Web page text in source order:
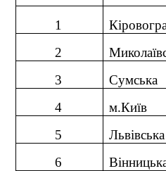
1
2
3
Сумська
4
м.Київ
5
Львівська
6